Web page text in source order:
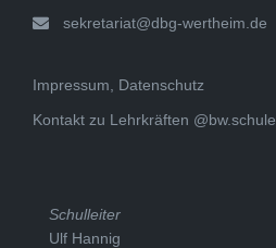
sekretariat@dbg-wertheim.de
Impressum, Datenschutz
Kontakt zu Lehrkräften @bw.schule
Schulleiter
Ulf Hannig